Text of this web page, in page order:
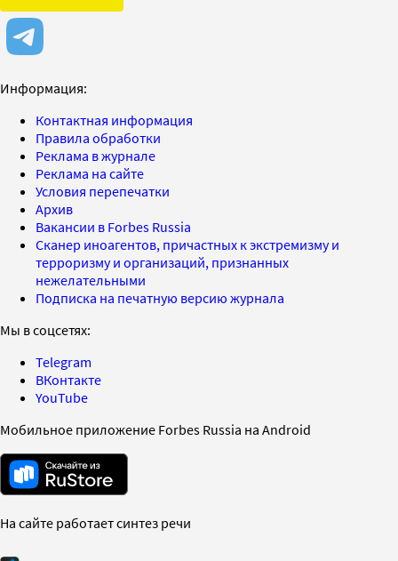
Информация:
Контактная информация
Правила обработки
Реклама в журнале
Реклама на сайте
Условия перепечатки
Архив
Вакансии в Forbes Russia
Сканер иноагентов, причастных к экстремизму и
терроризму и организаций, признанных
нежелательными
Подписка на печатную версию журнала
Мы в соцсетях:
Telegram
ВКонтакте
YouTube
Мобильное приложение Forbes Russia на Android
На сайте работает синтез речи